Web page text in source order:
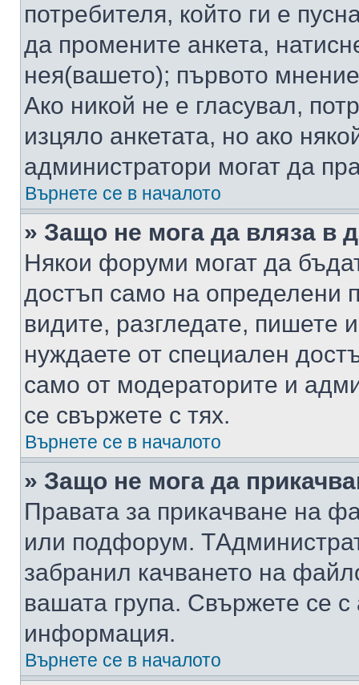
потребителя, който ги е
да промените анкета,
нея(вашето); първото
Ако никой не е гласувал,
изцяло анкетата, но ако
администратори могат да
Върнете се в началото
» Защо не мога да вляза в
Някои форуми могат да
достъп само на определени
видите, разгледате, пишете
нуждаете от специален
само от модераторите и
се свържете с тях.
Върнете се в началото
» Защо не мога да
Правата за прикачване на
или подфорум.
забранил качването на
вашата група. Свържете се
информация.
Върнете се в началото